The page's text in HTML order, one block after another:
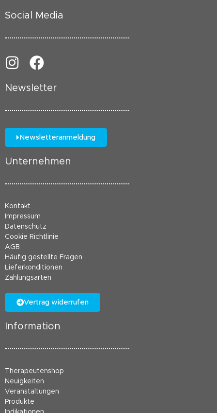
Social Media
Newsletter
Newsletteranmeldung
Unternehmen
Kontakt
Impressum
Datenschutz
Cookie Richtlinie
AGB
Häufig gestellte Fragen
Lieferkonditionen
Zahlungsarten
Vertrag widerrufen
Information
Therapeutenshop
Neuigkeiten
Veranstaltungen
Produkte